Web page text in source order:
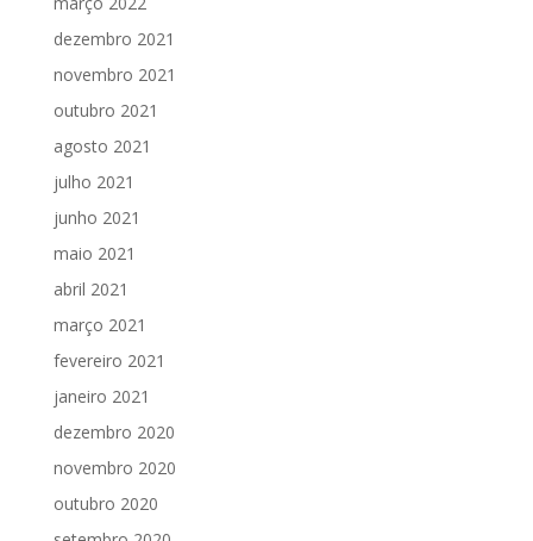
dezembro 2021
novembro 2021
outubro 2021
agosto 2021
julho 2021
junho 2021
maio 2021
abril 2021
março 2021
fevereiro 2021
janeiro 2021
dezembro 2020
novembro 2020
outubro 2020